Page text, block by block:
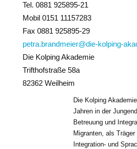
Tel. 0881 925895-21
Mobil 0151 11157283
Fax 0881 925895-29
petra.brandmeier@die-kolping-
Die Kolping Akademie
Trifthofstraße 58a
82362 Weilheim
Die Kolping
Jahren in der
Betreuung und
Migranten, als
Integration- und